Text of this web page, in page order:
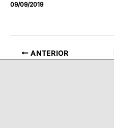
09/09/2019
ANTERIOR